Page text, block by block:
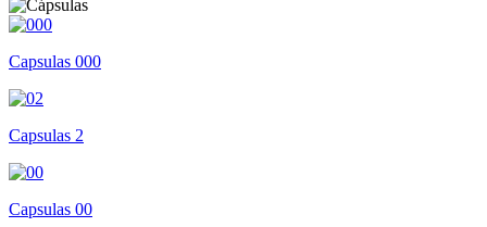
Capsulas 000
Capsulas 2
Capsulas 00